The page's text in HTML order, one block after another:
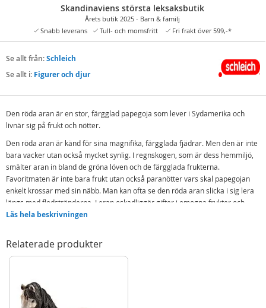
Skandinaviens största leksaksbutik
Årets butik 2025 - Barn & familj
Snabb leverans
Tull- och momsfritt Fri frakt över 599,-*
Se allt från:Schleich
Se allt i: Figurer och djur
Den röda aran är en stor, färgglad papegoja som lever i Sydamerika och
livnär sig på frukt och nötter.
Den röda aran är känd för sina magnifika, färgglada fjädrar. Men den är inte
bara vacker utan också mycket synlig. I regnskogen, som är dess hemmiljö,
smälter aran in bland de gröna löven och de färgglada frukterna.
Favoritmaten är inte bara frukt utan också paranötter vars skal papegojan
enkelt krossar med sin näbb. Man kan ofta se den röda aran slicka i sig lera
längs med flodstränderna. Leran oskadliggör gifter i omogna frukter och
hjälper aran att förebygga magsmärtor.
Den röda aran är en av de största arorna. Det är bara hyacintaran som
är större.
Vetenskapligt namn: Ara macao
Läs hela beskrivningen
Relaterade produkter